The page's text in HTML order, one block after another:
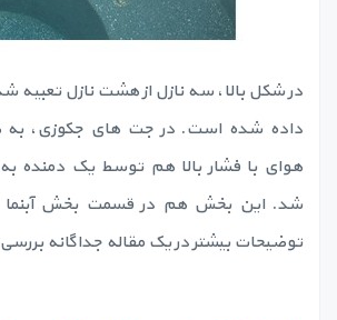
در شکل بالا، سه نازل از هشت نازل تعبیه
داده شده است. در جت های جکوزی، به
هوای با فشار بالا هم توسط یک دمنده
شد. این بخش هم در قسمت بخش آبنما و
توضیحات بیشتر در یک مقاله جداگانه